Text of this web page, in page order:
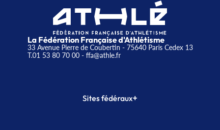
La Fédération Française d'Athlétisme
33 Avenue Pierre de Coubertin - 75640 Paris Cedex 13
T.01 53 80 70 00- ffa@athle.fr
Sites fédéraux+